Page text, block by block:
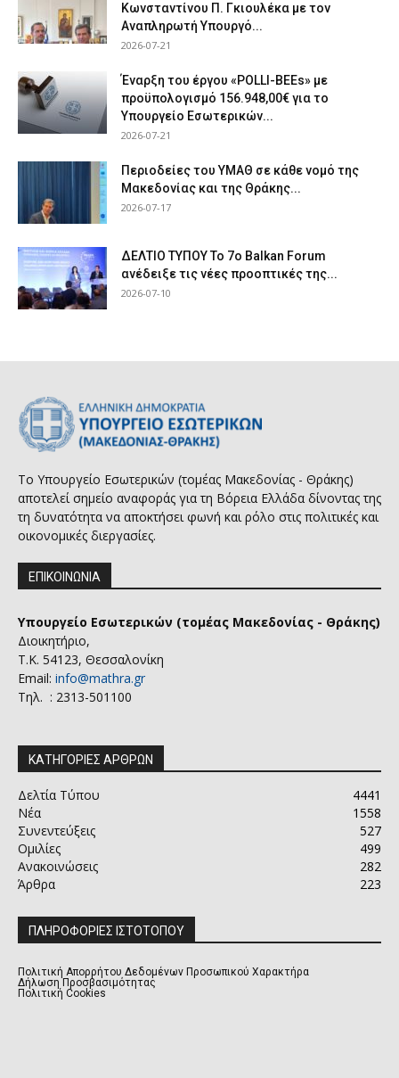
Κωνσταντίνου Π. Γκιουλέκα με τον
Αναπληρωτή Υπουργό...
2026-07-21
Έναρξη του έργου «POLLI-BEEs» με
προϋπολογισμό 156.948,00€ για το
Υπουργείο Εσωτερικών...
2026-07-21
Περιοδείες του ΥΜΑΘ σε κάθε νομό της
Μακεδονίας και της Θράκης...
2026-07-17
ΔΕΛΤΙΟ ΤΥΠΟΥ Το 7ο Balkan Forum
ανέδειξε τις νέες προοπτικές της...
2026-07-10
Το Υπουργείο Εσωτερικών (τομέας Μακεδονίας - Θράκης)
αποτελεί σημείο αναφοράς για τη Βόρεια Ελλάδα δίνοντας της
τη δυνατότητα να αποκτήσει φωνή και ρόλο στις πολιτικές και
οικονομικές διεργασίες.
ΕΠΙΚΟΙΝΩΝΙΑ
Υπουργείο Εσωτερικών (τομέας Μακεδονίας - Θράκης)
Διοικητήριο,
Τ.Κ. 54123, Θεσσαλονίκη
Email: info@mathra.gr
Τηλ. : 2313-501100
ΚΑΤΗΓΟΡΙΕΣ ΑΡΘΡΩΝ
Δελτία Τύπου
4441
Νέα
1558
Συνεντεύξεις
527
Ομιλίες
499
Ανακοινώσεις
282
Άρθρα
223
ΠΛΗΡΟΦΟΡΙΕΣ ΙΣΤΟΤΟΠΟΥ
Πολιτική Απορρήτου Δεδομένων Προσωπικού Χαρακτήρα
Δήλωση Προσβασιμότητας
Πολιτική Cookies